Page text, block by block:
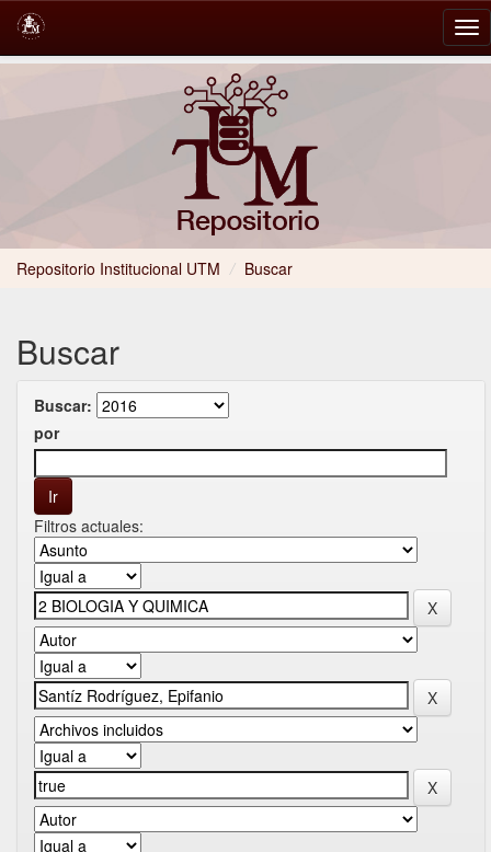
Repositorio Institucional UTM / Buscar
Buscar
Buscar:
por
Filtros actuales: